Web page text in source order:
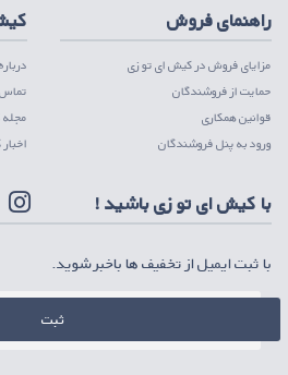
راهنمای فروش
مزایای فروش در کیش ای تو زی
حمایت از فروشندگان
قوانین همکاری
ورود به پنل فروشندگان
تماس
با کیش ای تو زی باشید !
با ثبت ایمیل از تخفیف ها باخبر شوید.